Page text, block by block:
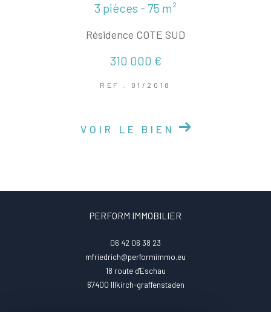
3 pièces - 75 m²
Résidence COTE SUD
310 000 €
REF : 01/2018
VOIR LE BIEN
PERFORM IMMOBILIER
06 42 06 38 23
mfriedrich@performimmo.eu
18 route d'Eschau
67400 illkirch-graffenstaden